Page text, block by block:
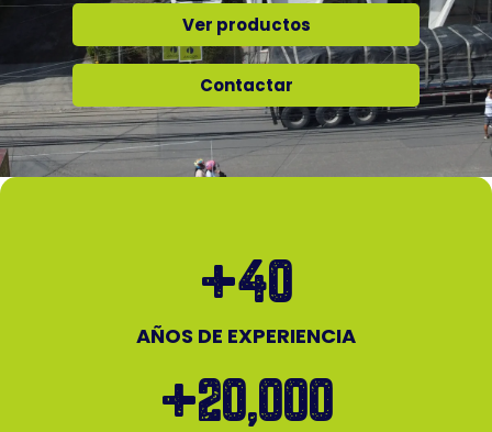
Ver productos
Contactar
AÑOS DE EXPERIENCIA
+40
+20,000